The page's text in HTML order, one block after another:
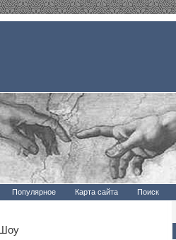
Популярное Карта сайта Поиск